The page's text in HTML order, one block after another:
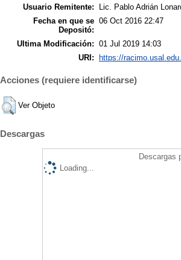
Usuario Remitente:
Lic. Pablo Adrián
Fecha en que se
Depositó:
06 Oct 2016 22:47
Ultima Modificación: 01 Jul 2019 14:03
URI:
https://
Acciones (requiere identificarse)
Ver Objeto
Descargas
Descargas
Loading...